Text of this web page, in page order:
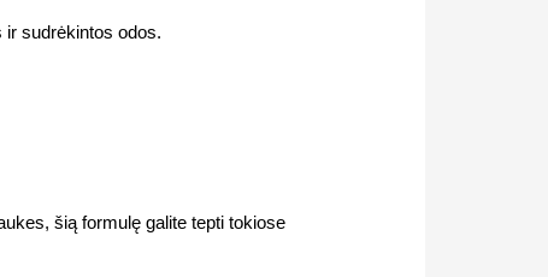
sudrėkintos odos.
šią formulę galite tepti tokiose